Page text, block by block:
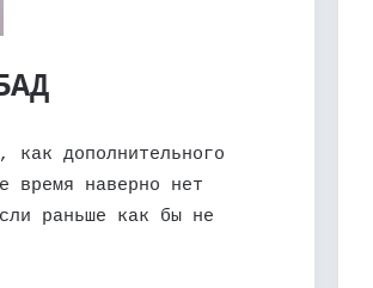
как дополнительного
время наверно нет
раньше как бы не